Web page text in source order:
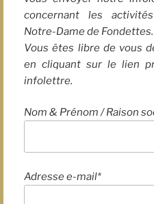
concernant les
Notre-Dame de Fondettes.
Vous êtes libre de vous
en cliquant sur le lien
infolettre.
Nom & Prénom / Raison
Adresse e-mail*